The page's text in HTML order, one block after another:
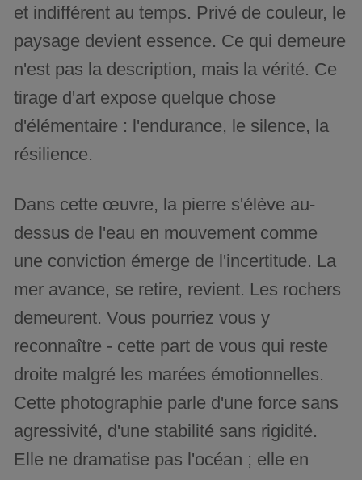
et indifférent au temps. Privé de couleur, le
paysage devient essence. Ce qui demeure
n'est pas la description, mais la vérité. Ce
tirage d'art expose quelque chose
d'élémentaire : l'endurance, le silence, la
résilience.
Dans cette œuvre, la pierre s'élève au-
dessus de l'eau en mouvement comme
une conviction émerge de l'incertitude. La
mer avance, se retire, revient. Les rochers
demeurent. Vous pourriez vous y
reconnaître - cette part de vous qui reste
droite malgré les marées émotionnelles.
Cette photographie parle d'une force sans
agressivité, d'une stabilité sans rigidité.
Elle ne dramatise pas l'océan ; elle en